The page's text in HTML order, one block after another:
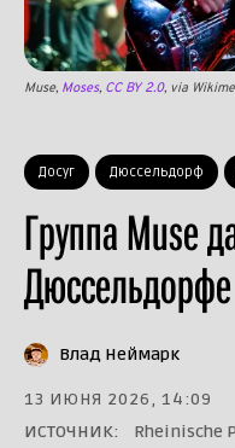
Досуг Дюссельдорф
Группа Muse
Muse, Moses, CC BY 2.0, via
Влад Неймарк
13 ИЮНЯ 2026, 14:09
ИСТОЧНИК:
Rheinische